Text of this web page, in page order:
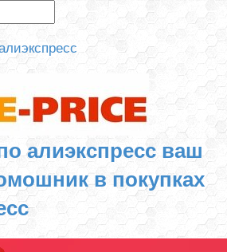
алиэкспресс ваш
в покупках